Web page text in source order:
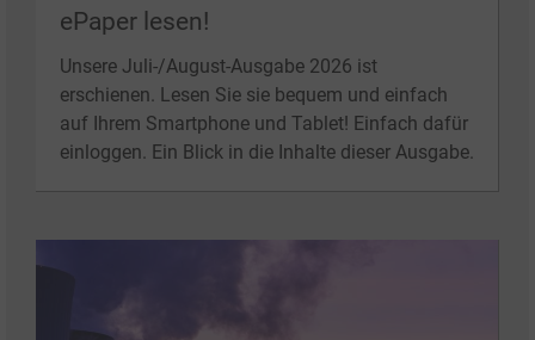
ePaper lesen!
Unsere Juli-/August-Ausgabe 2026 ist
erschienen. Lesen Sie sie bequem und einfach
auf Ihrem Smartphone und Tablet! Einfach dafür
einloggen. Ein Blick in die Inhalte dieser Ausgabe.